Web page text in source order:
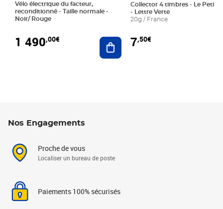
Vélo électrique du facteur,
reconditionné - Taille normale -
Noir/ Rouge
1 490,00€ Ajouter au panier
Collector 4 timbres - Le Petit
- Lettre Verte
20g / France
7,50€
Nos Engagements
Proche de vous
Localiser un bureau de poste
Paiements 100% sécurisés